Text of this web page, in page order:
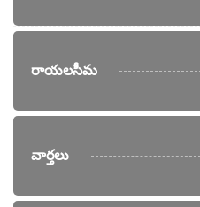
రాయలసీమ
వార్తలు